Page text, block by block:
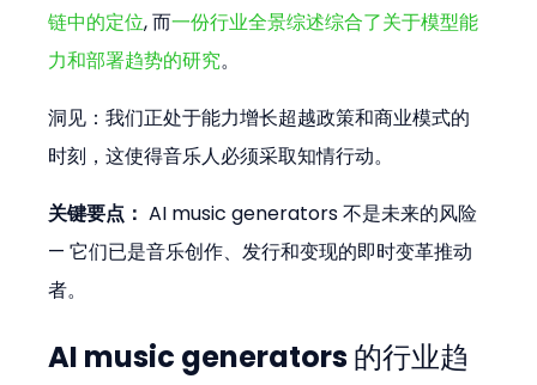
链中的定位, 而一份行业全景综述综合了关于模型能
力和部署趋势的研究。
洞见：我们正处于能力增长超越政策和商业模式的
时刻，这使得音乐人必须采取知情行动。
关键要点： AI music generators 不是未来的风险
— 它们已是音乐创作、发行和变现的即时变革推动
者。
AI music generators 的行业趋